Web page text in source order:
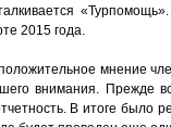
2015 года.
мнение
внимания. Прежде
В итоге было